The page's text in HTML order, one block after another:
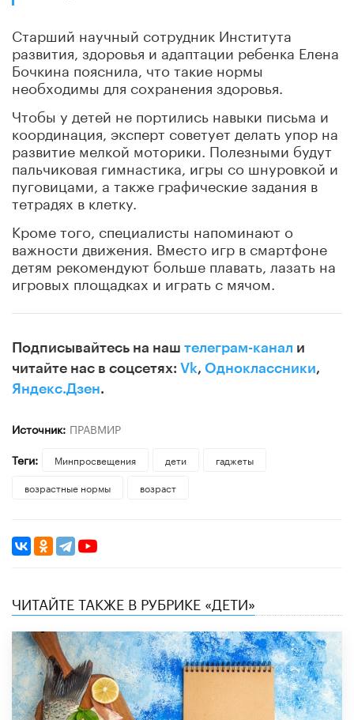
Старший научный сотрудник Института
развития, здоровья и адаптации ребенка Елена
Бочкина пояснила, что такие нормы
необходимы для сохранения здоровья.
Чтобы у детей не портились навыки письма и
координация, эксперт советует делать упор на
развитие мелкой моторики. Полезными будут
пальчиковая гимнастика, игры со шнуровкой и
пуговицами, а также графические задания в
тетрадях в клетку.
Кроме того, специалисты напоминают о
важности движения. Вместо игр в смартфоне
детям рекомендуют больше плавать, лазать на
игровых площадках и играть с мячом.
Подписывайтесь на наш телеграм-канал и
читайте нас в соцсетях: Vk, Одноклассники,
Яндекс.Дзен.
Источник: ПРАВМИР
Теги:
Минпросвещения дети
гаджеты
возрастные нормы
возраст
ЧИТАЙТЕ ТАКЖЕ В РУБРИКЕ «ДЕТИ»